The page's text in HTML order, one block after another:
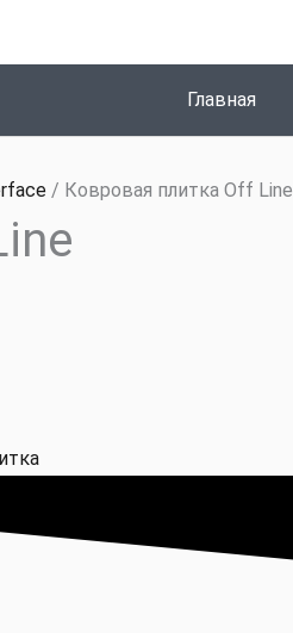
Главная
/ Ковровая плитка Off Line